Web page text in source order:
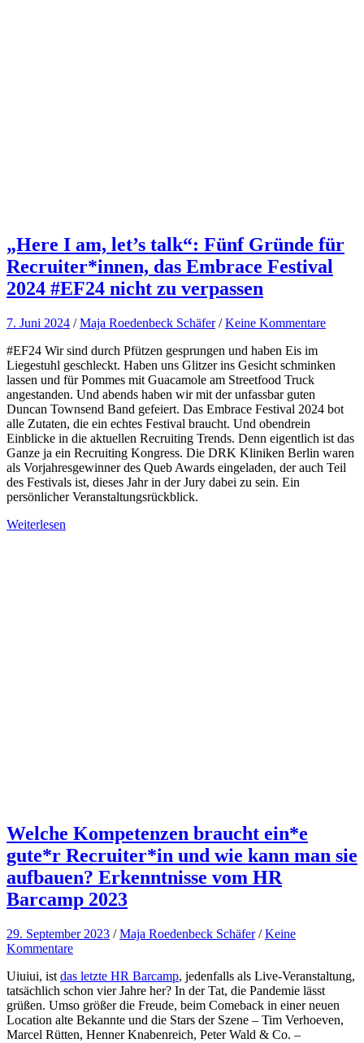
„Here I am, let’s talk“: Fünf Gründe für
Recruiter*innen, das Embrace Festival
2024 #EF24 nicht zu verpassen
7. Juni 2024 /Maja Roedenbeck Schäfer /Keine Kommentare
#EF24 Wir sind durch Pfützen gesprungen und haben Eis im
Liegestuhl geschleckt. Haben uns Glitzer ins Gesicht schminken
lassen und für Pommes mit Guacamole am Streetfood Truck
angestanden. Und abends haben wir mit der unfassbar guten
Duncan Townsend Band gefeiert. Das Embrace Festival 2024 bot
alle Zutaten, die ein echtes Festival braucht. Und obendrein
Einblicke in die aktuellen Recruiting Trends. Denn eigentlich ist das
Ganze ja ein Recruiting Kongress. Die DRK Kliniken Berlin waren
als Vorjahresgewinner des Queb Awards eingeladen, der auch Teil
des Festivals ist, dieses Jahr in der Jury dabei zu sein. Ein
persönlicher Veranstaltungsrückblick.
Weiterlesen
Welche Kompetenzen braucht ein*e
gute*r Recruiter*in und wie kann man sie
aufbauen? Erkenntnisse vom HR
Barcamp 2023
29. September 2023 /Maja Roedenbeck Schäfer /Keine
Kommentare
Uiuiui, ist das letzte HR Barcamp, jedenfalls als Live-Veranstaltung,
tatsächlich schon vier Jahre her? In der Tat, die Pandemie lässt
grüßen. Umso größer die Freude, beim Comeback in einer neuen
Location alte Bekannte und die Stars der Szene – Tim Verhoeven,
Marcel Rütten, Henner Knabenreich, Peter Wald & Co. –